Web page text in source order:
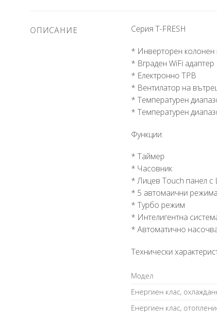
ОПИСАНИЕ Серия T-FRESH
* Инверторен колонен
* Вграден WiFi адаптер
* Електронно ТРВ
* Вентилатор на
* Температурен
* Температурен
Функции:
* Таймер
* Часовник
* Лицев Touch панел с
* 5 автомаични
* Турбо режим
* Интелигентна
* Автоматично
Технически
Модел
Енергиен клас,
Енергиен клас,